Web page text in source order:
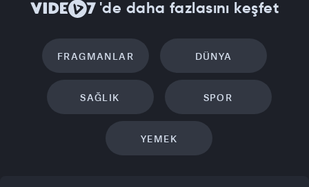
'de daha fazlasını keşfet
FRAGMANLAR DÜNYA
SAĞLIK SPOR
YEMEK